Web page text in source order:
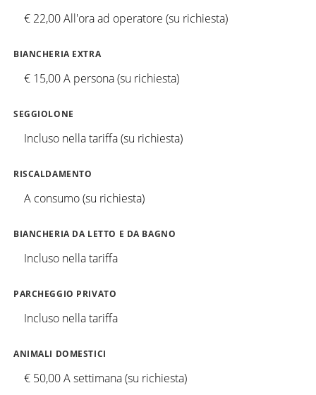
€ 22,00 All'ora ad operatore (su richiesta)
BIANCHERIA EXTRA
€ 15,00 A persona (su richiesta)
SEGGIOLONE
Incluso nella tariffa (su richiesta)
RISCALDAMENTO
A consumo (su richiesta)
BIANCHERIA DA LETTO E DA BAGNO
Incluso nella tariffa
PARCHEGGIO PRIVATO
Incluso nella tariffa
ANIMALI DOMESTICI
€ 50,00 A settimana (su richiesta)